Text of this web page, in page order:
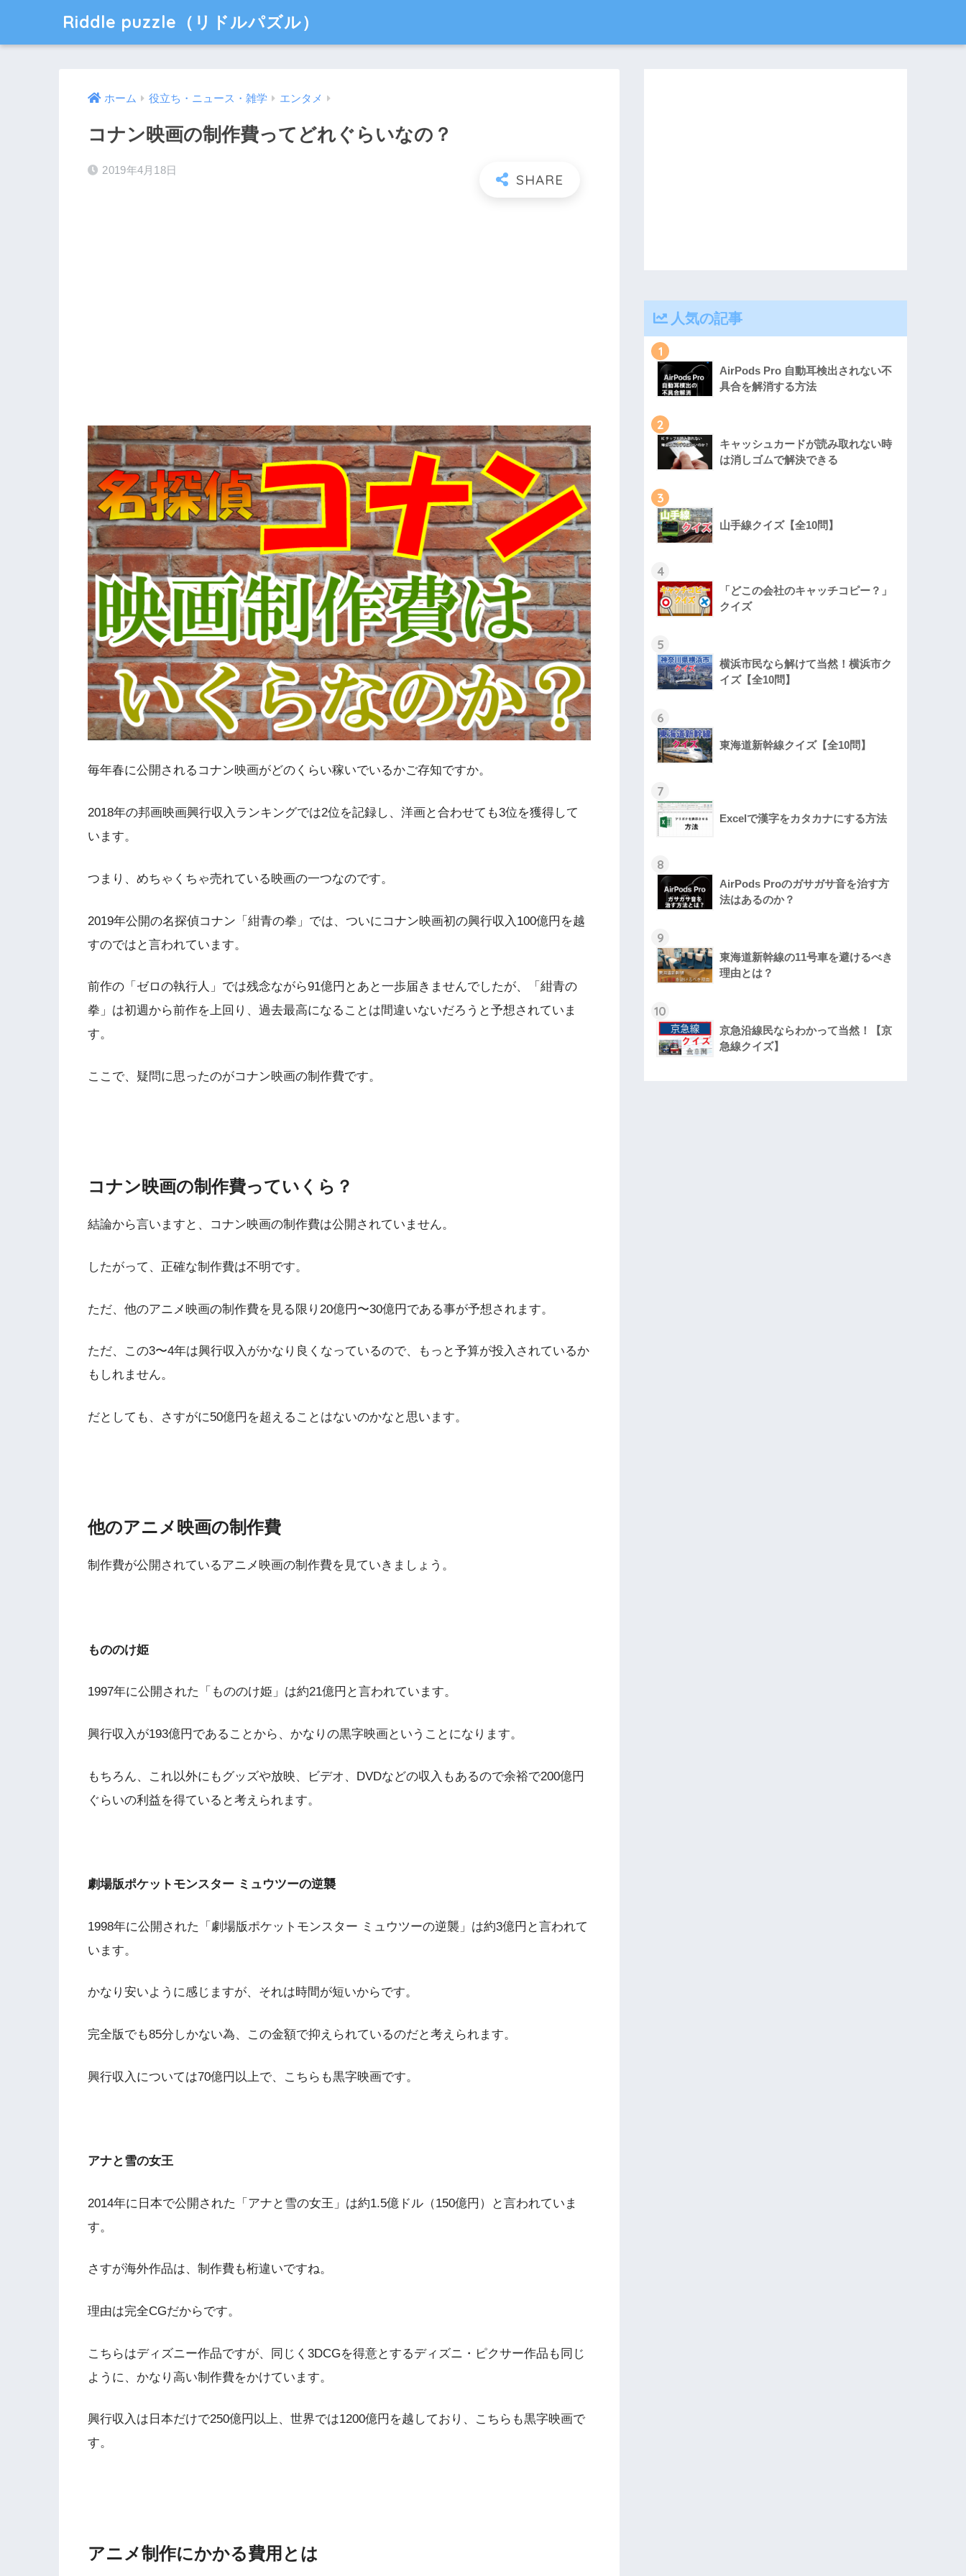
Riddle puzzle（リドルパズル）
ホーム 役立ち・ニュース・雑学 エンタメ
コナン映画の制作費ってどれぐらいなの？
2019年4月18日
毎年春に公開されるコナン映画がどのくらい稼いでいるかご存知ですか。
2018年の邦画映画興行収入ランキングでは2位を記録し、洋画と合わせても3位を獲得して
います。
つまり、めちゃくちゃ売れている映画の一つなのです。
2019年公開の名探偵コナン「紺青の拳」では、ついにコナン映画初の興行収入100億円を越
すのではと言われています。
前作の「ゼロの執行人」では残念ながら91億円とあと一歩届きませんでしたが、「紺青の
拳」は初週から前作を上回り、過去最高になることは間違いないだろうと予想されていま
す。
ここで、疑問に思ったのがコナン映画の制作費です。
コナン映画の制作費っていくら？
結論から言いますと、コナン映画の制作費は公開されていません。
したがって、正確な制作費は不明です。
ただ、他のアニメ映画の制作費を見る限り20億円〜30億円である事が予想されます。
ただ、この3〜4年は興行収入がかなり良くなっているので、もっと予算が投入されているか
もしれません。
だとしても、さすがに50億円を超えることはないのかなと思います。
他のアニメ映画の制作費
制作費が公開されているアニメ映画の制作費を見ていきましょう。
もののけ姫
1997年に公開された「もののけ姫」は約21億円と言われています。
興行収入が193億円であることから、かなりの黒字映画ということになります。
もちろん、これ以外にもグッズや放映、ビデオ、DVDなどの収入もあるので余裕で200億円
ぐらいの利益を得ていると考えられます。
劇場版ポケットモンスター ミュウツーの逆襲
1998年に公開された「劇場版ポケットモンスター ミュウツーの逆襲」は約3億円と言われて
います。
かなり安いように感じますが、それは時間が短いからです。
完全版でも85分しかない為、この金額で抑えられているのだと考えられます。
興行収入については70億円以上で、こちらも黒字映画です。
アナと雪の女王
2014年に日本で公開された「アナと雪の女王」は約1.5億ドル（150億円）と言われていま
す。
さすが海外作品は、制作費も桁違いですね。
理由は完全CGだからです。
こちらはディズニー作品ですが、同じく3DCGを得意とするディズニ・ピクサー作品も同じ
ように、かなり高い制作費をかけています。
興行収入は日本だけで250億円以上、世界では1200億円を越しており、こちらも黒字映画で
す。
アニメ制作にかかる費用とは
人気の記事
1
AirPods Pro 自動耳検出されない不
具合を解消する方法
2
キャッシュカードが読み取れない時
は消しゴムで解決できる
3
山手線クイズ【全10問】
4
「どこの会社のキャッチコピー？」
クイズ
5
横浜市民なら解けて当然！横浜市ク
イズ【全10問】
6
東海道新幹線クイズ【全10問】
7
Excelで漢字をカタカナにする方法
8
AirPods Proのガサガサ音を治す方
法はあるのか？
9
東海道新幹線の11号車を避けるべき
理由とは？
10
京急沿線民ならわかって当然！【京
急線クイズ】